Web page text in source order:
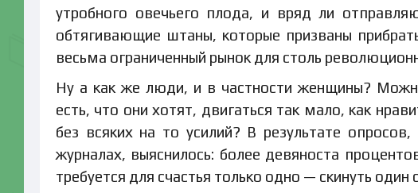
утробного овечьего плода, и вряд ли
обтягивающие штаны, которые призваны
весьма ограниченный рынок для столь
Ну а как же люди, и в частности женщины?
есть, что они хотят, двигаться так мало, как
без всяких на то усилий? В результате
журналах, выяснилось: более девяноста
требуется для счастья только одно — скинуть один